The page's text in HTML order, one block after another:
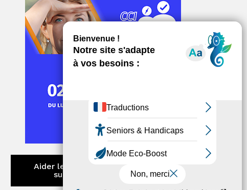
Aider les entreprises à anticiper et
surmonter les difficultés